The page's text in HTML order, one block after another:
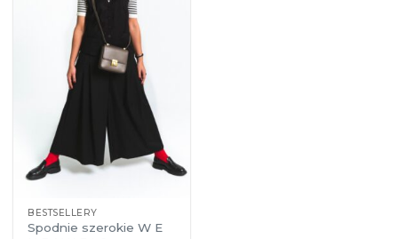
BESTSELLERY
Spodnie szerokie W E